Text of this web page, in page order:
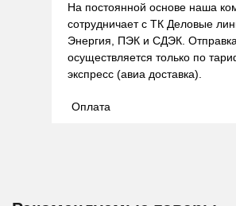
На постоянной основе наша
сотрудничает с ТК Деловые
Энергия, ПЭК и СДЭК.
осуществляется только по
экспресс (авиа доставка).
Оплата